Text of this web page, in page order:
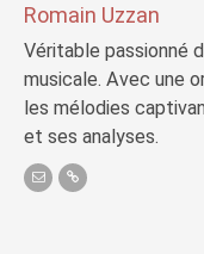
Romain Uzzan
Véritable passionné
musicale. Avec une
les mélodies
et ses analyses.